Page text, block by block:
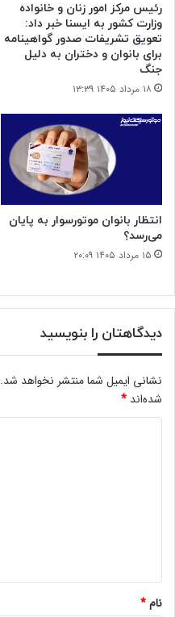
رئیس مرکز امور زنان و خانواده
وزارت کشور به ایسنا خبر داد:
تعویق تشریفات صدور گواهینامه
برای بانوان و دختران به دلیل
جنگ
۱۸ مرداد ۱۴۰۵ ۱۳:۳۹
انتظار بانوان موتورسوار به پایان
می‌رسد؟
۱۵ مرداد ۱۴۰۵ ۲۰:۰۹
دیدگاهتان را بنویسید
نشانی ایمیل شما منتشر نخواهد شد.
شده‌اند *
نام*